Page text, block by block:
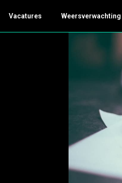
Vacatures Weersverwachting